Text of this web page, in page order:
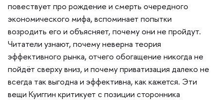
повествует про рождение и смерть очередного
экономического мифа, вспоминает попытки
озродить его и объясняет, почему они не пройдут.
Читатели узнают, почему неверна теория
эффективного рынка, отчего обогащение никогда не
пойдёт сверху вниз, и почему приватизация далеко не
сегда так выгодна и эффективна, как кажется. Эти
ещи Куиггин критикует с позиции сторонника